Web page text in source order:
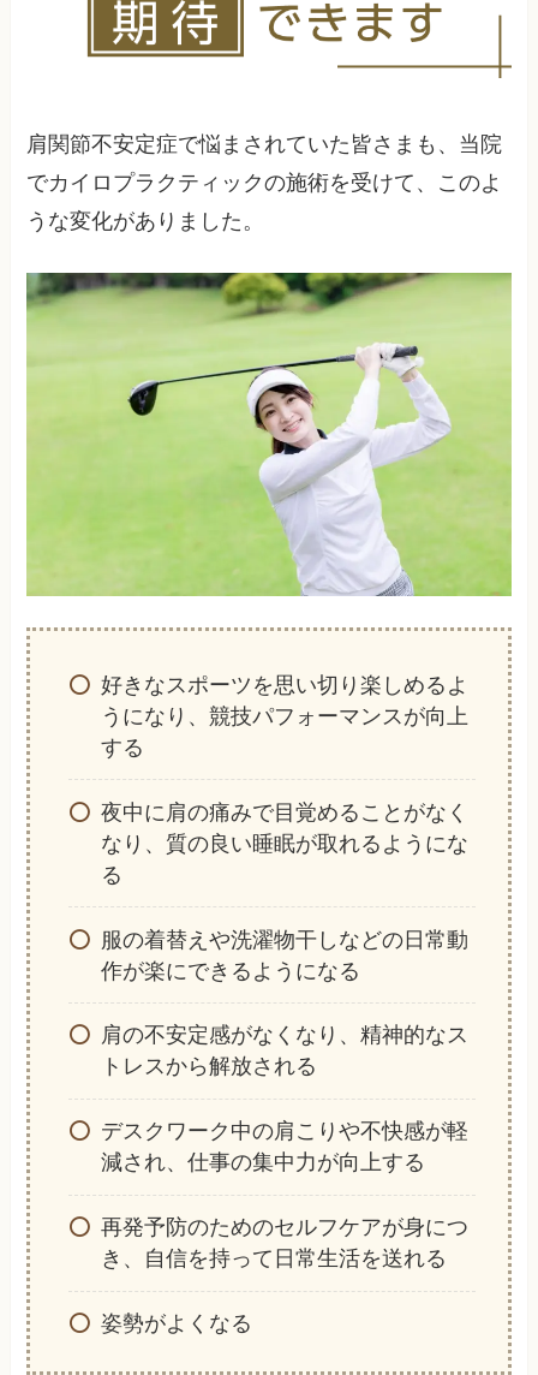
肩関節不安定症で悩まされていた皆さまも、当院
でカイロプラクティックの施術を受けて、このよ
うな変化がありました。
好きなスポーツを思い切り楽しめるよ
うになり、競技パフォーマンスが向上
する
夜中に肩の痛みで目覚めることがなく
なり、質の良い睡眠が取れるようにな
る
服の着替えや洗濯物干しなどの日常動
作が楽にできるようになる
肩の不安定感がなくなり、精神的なス
トレスから解放される
デスクワーク中の肩こりや不快感が軽
減され、仕事の集中力が向上する
再発予防のためのセルフケアが身につ
き、自信を持って日常生活を送れる
姿勢がよくなる